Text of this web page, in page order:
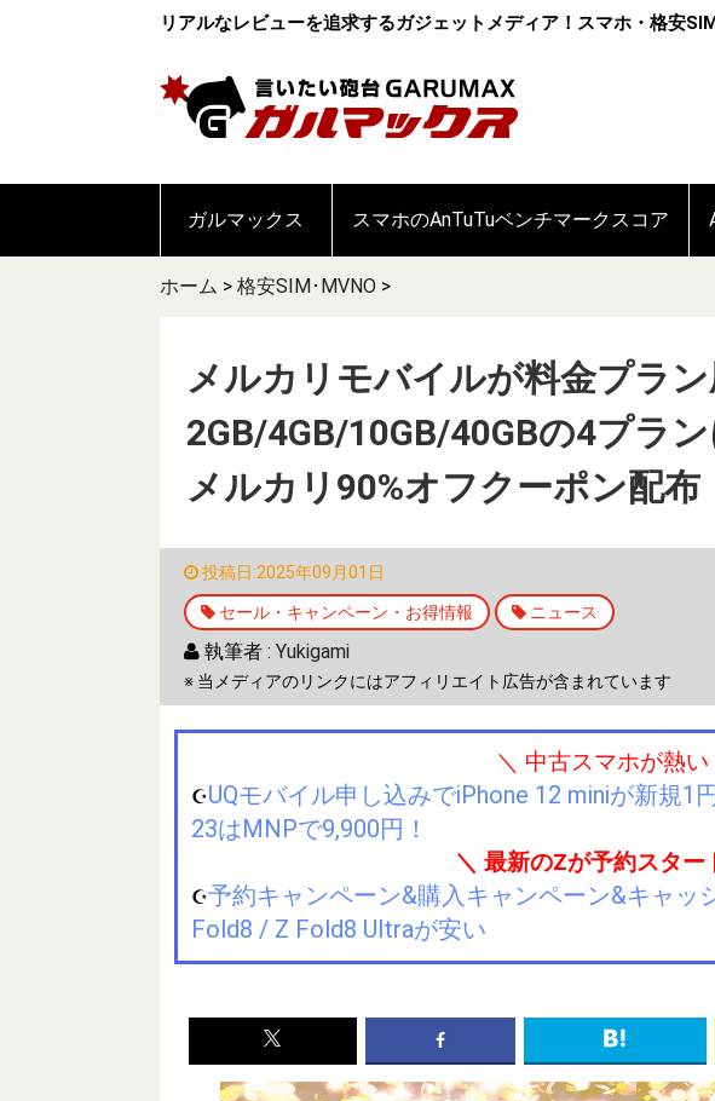
リアルなレビューを追求するガジェットメディア！スマホ・格安
ガルマックス スマホのAnTuTuベンチマークスコア
ホーム > 格安SIM･MVNO >
メルカリモバイルが料金プラン
2GB/4GB/10GB/40GBの4プラ
メルカリ90%オフクーポン配布
投稿日:2025年09月01日
セール・キャンペーン・お得情報 ニュース
執筆者 : Yukigami
※ 当メディアのリンクにはアフィリエイト広告が含まれています
＼ 中古スマホが熱い
☪️UQモバイル申し込みでiPhone 12 miniが新規1
23はMNPで9,900円！
＼ 最新のZが予約スター
☪️予約キャンペーン&購入キャンペーン&キャッ
Fold8 / Z Fold8 Ultraが安い